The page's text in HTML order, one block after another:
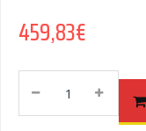
459,83€
Premium